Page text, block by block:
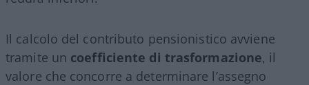
Il calcolo del contributo pensionistico avviene
tramite un coefficiente di trasformazione, il
valore che concorre a determinare l’assegno